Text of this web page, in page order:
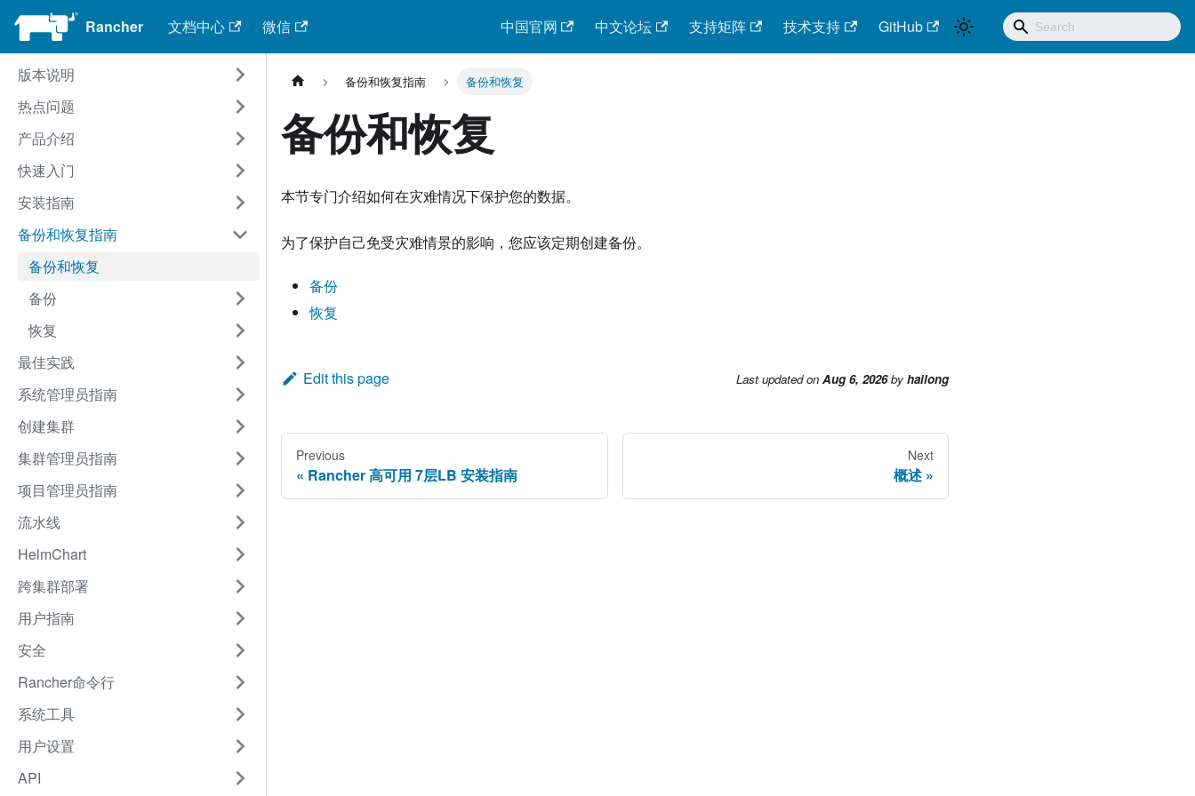
Rancher 文档中心 微信 中国官网 中文论坛 支持矩阵 技术支持 GitHub
版本说明
热点问题
产品介绍
快速入门
安装指南
备份和恢复指南
备份和恢复
备份
恢复
最佳实践
系统管理员指南
创建集群
集群管理员指南
项目管理员指南
流水线
HelmChart
跨集群部署
用户指南
安全
Rancher命令行
系统工具
用户设置
API
备份和恢复指南 备份和恢复
备份和恢复
本节专门介绍如何在灾难情况下保护您的数据。
为了保护自己免受灾难情景的影响，您应该定期创建备份。
备份
恢复
Edit this page Last updatedon Aug 6, 2026by hailong
Previous
Rancher 高可用 7层LB 安装指南
Next
概述